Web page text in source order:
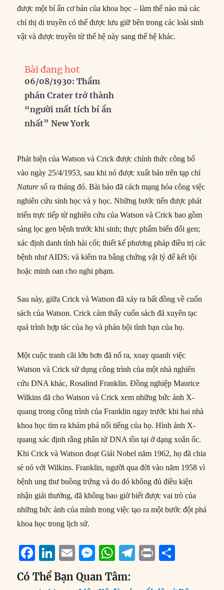
được một bí ẩn cơ bản của khoa học – làm thế nào mà các
chỉ thị di truyền có thể được lưu giữ bên trong các loài sinh
vật và được truyền từ thế hệ này sang thế hệ khác.
Bài đang hot
06/08/1930: Thẩm
phán Crater trở thành
“người mất tích bí ẩn
nhất” New York
Phát hiện của Watson và Crick được chính thức công bố
vào ngày 25/4/1953, sau khi nó được xuất bản trên tạp chí
Nature số ra tháng đó. Bài báo đã cách mạng hóa công việc
nghiên cứu sinh học và y học. Những bước tiến được phát
triển trực tiếp từ nghiên cứu của Watson và Crick bao gồm
sàng lọc gen bệnh trước khi sinh; thực phẩm biến đổi gen;
xác định danh tính hài cốt; thiết kế phương pháp điều trị các
bệnh như AIDS; và kiểm tra bằng chứng vật lý để kết tội
hoặc minh oan cho nghi phạm.
Sau này, giữa Crick và Watson đã xảy ra bất đồng về cuốn
sách của Watson. Crick cảm thấy cuốn sách đã xuyên tạc
quá trình hợp tác của họ và phản bội tình bạn của họ.
Một cuộc tranh cãi lớn hơn đã nổ ra, xoay quanh việc
Watson và Crick sử dụng công trình của một nhà nghiên
cứu DNA khác, Rosalind Franklin. Đồng nghiệp Maurice
Wilkins đã cho Watson và Crick xem những bức ảnh X-
quang trong công trình của Franklin ngay trước khi hai nhà
khoa học tìm ra khám phá nổi tiếng của họ. Hình ảnh X-
quang xác định rằng phân tử DNA tồn tại ở dạng xoắn ốc.
Khi Crick và Watson đoạt Giải Nobel năm 1962, họ đã chia
sẻ nó với Wilkins. Franklin, người qua đời vào năm 1958 vì
bệnh ung thư buồng trứng và do đó không đủ điều kiện
nhận giải thưởng, đã không bao giờ biết được vai trò của
những bức ảnh của mình trong việc tạo ra một bước đột phá
khoa học trong lịch sử.
F
a
c
Li
n
k
E
m
ai
M
ss
W
h
at
T
P
n a
Có Thể Bạn Quan Tâm: